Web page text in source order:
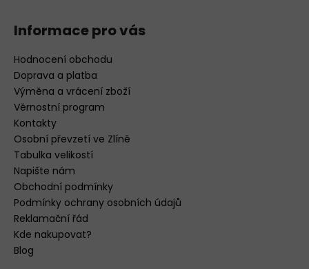
Informace pro vás
Hodnocení obchodu
Doprava a platba
Výměna a vrácení zboží
Věrnostní program
Kontakty
Osobní převzetí ve Zlíně
Tabulka velikostí
Napište nám
Obchodní podmínky
Podmínky ochrany osobních údajů
Reklamační řád
Kde nakupovat?
Blog